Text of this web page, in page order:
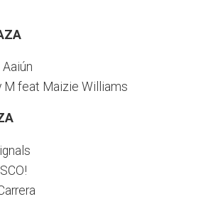
M feat Maizie Williams